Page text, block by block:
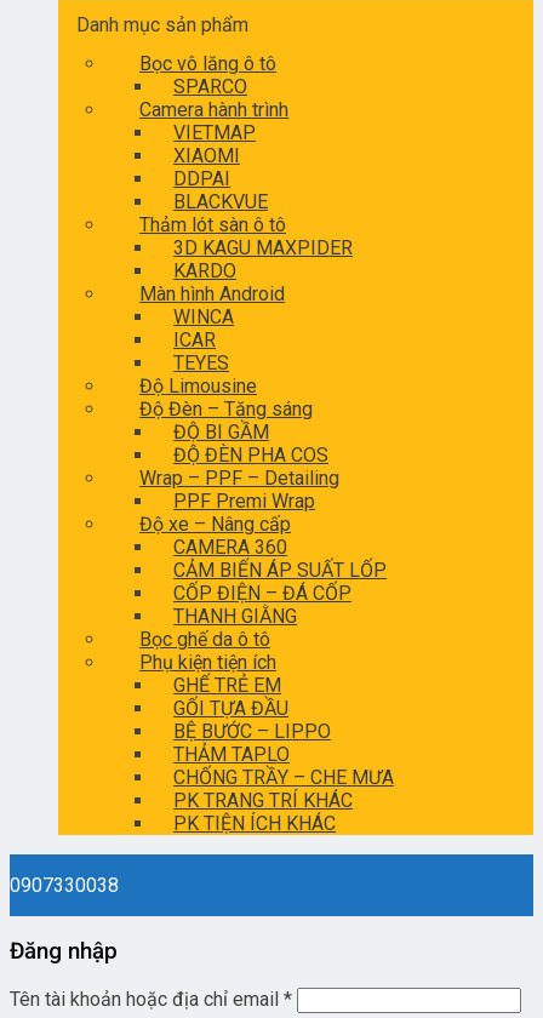
Danh mục sản phẩm
Bọc vô lăng ô tô
SPARCO
Camera hành trình
VIETMAP
XIAOMI
DDPAI
BLACKVUE
Thảm lót sàn ô tô
3D KAGU MAXPIDER
KARDO
Màn hình Android
WINCA
ICAR
TEYES
Độ Limousine
Độ Đèn – Tăng sáng
ĐỘ BI GẦM
ĐỘ ĐÈN PHA COS
Wrap – PPF – Detailing
PPF Premi Wrap
Độ xe – Nâng cấp
CAMERA 360
CẢM BIẾN ÁP SUẤT LỐP
CỐP ĐIỆN – ĐÁ CỐP
THANH GIẰNG
Bọc ghế da ô tô
Phụ kiện tiện ích
GHẾ TRẺ EM
GỐI TỰA ĐẦU
BỆ BƯỚC – LIPPO
THẢM TAPLO
CHỐNG TRẦY – CHE MƯA
PK TRANG TRÍ KHÁC
PK TIỆN ÍCH KHÁC
0907330038
Đăng nhập
Tên tài khoản hoặc địa chỉ email *